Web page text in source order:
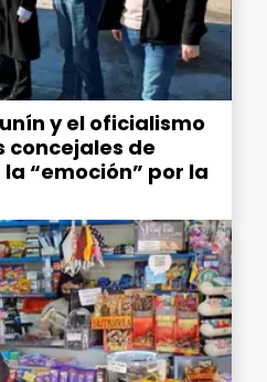
y el oficialismo
concejales de
“emoción” por la